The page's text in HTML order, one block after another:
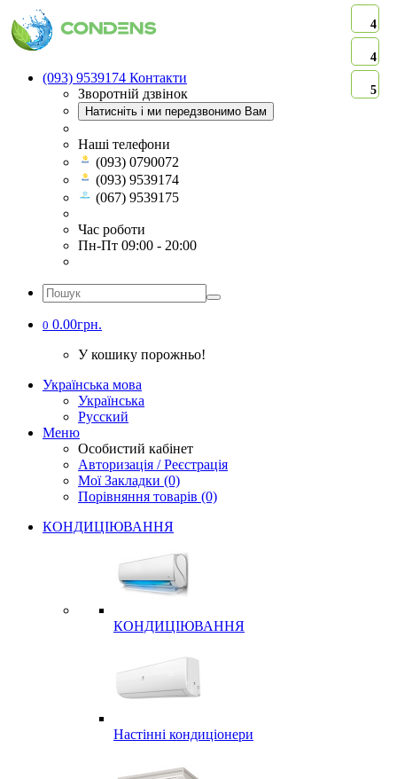
(093) 9539174 Контакти
Зворотній дзвінок
Натисніть і ми передзвонимо Вам
Наші телефони
(093) 0790072
(093) 9539174
(067) 9539175
Час роботи
Пн-Пт 09:00 - 20:00
0 0.00грн.
У кошику порожньо!
Українська мова
Українська
Русский
Меню
Особистий кабінет
Авторизація / Реєстрація
Мої Закладки (0)
Порівняння товарів (0)
КОНДИЦІЮВАННЯ
КОНДИЦІЮВАННЯ
Настінні кондиціонери
4
4
5